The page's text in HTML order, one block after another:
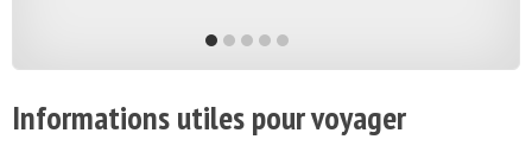
Informations utiles pour voyager